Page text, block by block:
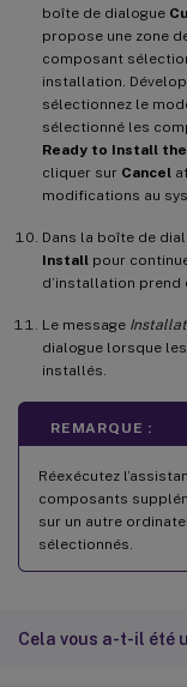
boîte de dialogue
propose une zone
composant
installation.
sélectionnez le
sélectionné les
Ready to Install
cliquer sur Cancel
modifications au
Dans la boîte de
Install pour
d’installation prend
Le message
dialogue lorsque
installés.
REMARQUE :
Réexécutez
composants
sur un autre
sélectionnés.
Cela vous a-t-il été